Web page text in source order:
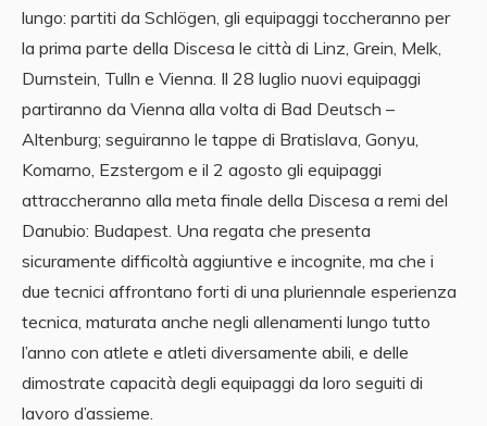
lungo: partiti da Schlögen, gli equipaggi toccheranno per
la prima parte della Discesa le città di Linz, Grein, Melk,
Durnstein, Tulln e Vienna. Il 28 luglio nuovi equipaggi
partiranno da Vienna alla volta di Bad Deutsch –
Altenburg; seguiranno le tappe di Bratislava, Gonyu,
Komarno, Ezstergom e il 2 agosto gli equipaggi
attraccheranno alla meta finale della Discesa a remi del
Danubio: Budapest. Una regata che presenta
sicuramente difficoltà aggiuntive e incognite, ma che i
due tecnici affrontano forti di una pluriennale esperienza
tecnica, maturata anche negli allenamenti lungo tutto
l’anno con atlete e atleti diversamente abili, e delle
dimostrate capacità degli equipaggi da loro seguiti di
lavoro d’assieme.